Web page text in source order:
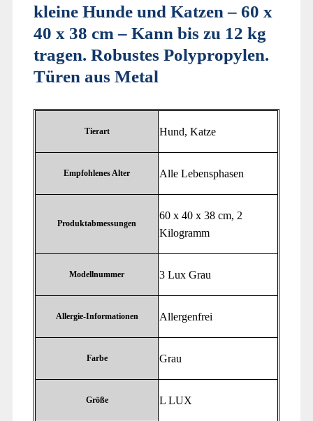
kleine Hunde und Katzen – 60 x
40 x 38 cm – Kann bis zu 12 kg
tragen. Robustes Polypropylen.
Türen aus Metal
Tierart ‎Hund, Katze
Empfohlenes Alter ‎Alle Lebensphasen
Produktabmessungen
‎60 x 40 x 38 cm, 2
Kilogramm
Modellnummer ‎3 Lux Grau
Allergie-Informationen ‎Allergenfrei
Farbe ‎Grau
Größe ‎L LUX